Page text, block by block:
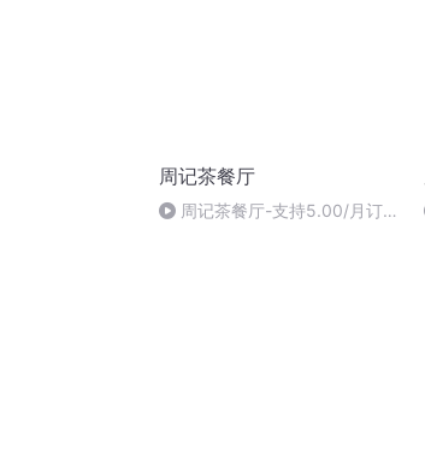
周记茶餐厅
周记茶餐厅-支持5.00/月订